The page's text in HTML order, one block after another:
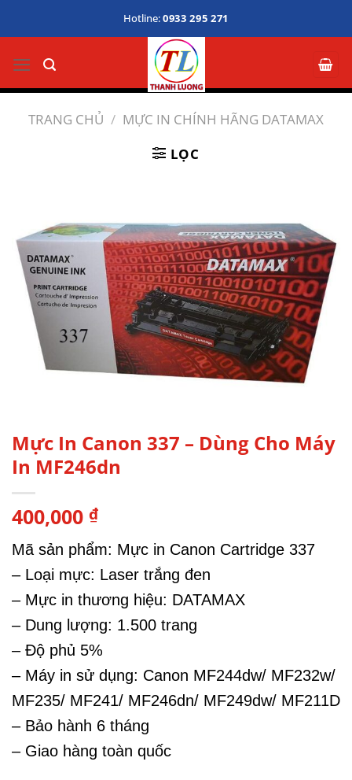
dung
Hotline:0933 295 271
TRANG CHỦ / MỰC IN CHÍNH HÃNG DATAMAX
LỌC
Mực In Canon 337 – Dùng Cho Máy
In MF246dn
400,000 ₫
Mã sản phẩm: Mực in Canon Cartridge 337
– Loại mực: Laser trắng đen
– Mực in thương hiệu: DATAMAX
– Dung lượng: 1.500 trang
– Độ phủ 5%
– Máy in sử dụng: Canon MF244dw/ MF232w/
MF235/ MF241/ MF246dn/ MF249dw/ MF211D
– Bảo hành 6 tháng
– Giao hàng toàn quốc